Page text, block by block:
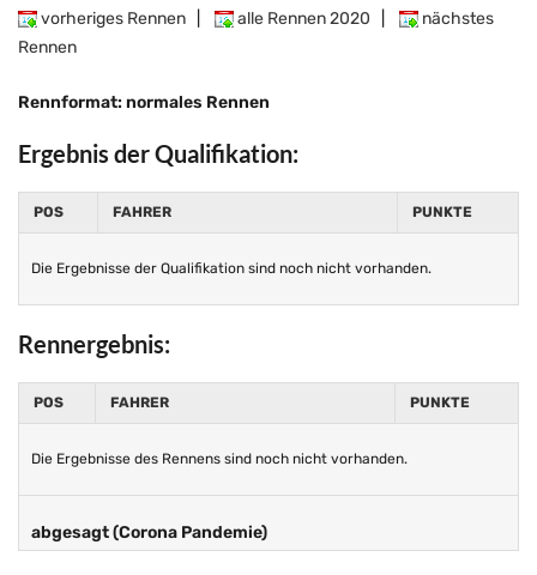
vorheriges Rennen alle Rennen 2020
nächstes
Rennen
Rennformat: normales Rennen
Ergebnis der Qualifikation:
POS FAHRER PUNKTE
Die Ergebnisse der Qualifikation sind noch nicht vorhanden.
Rennergebnis:
POS FAHRER PUNKTE
Die Ergebnisse des Rennens sind noch nicht vorhanden.
abgesagt (Corona Pandemie)